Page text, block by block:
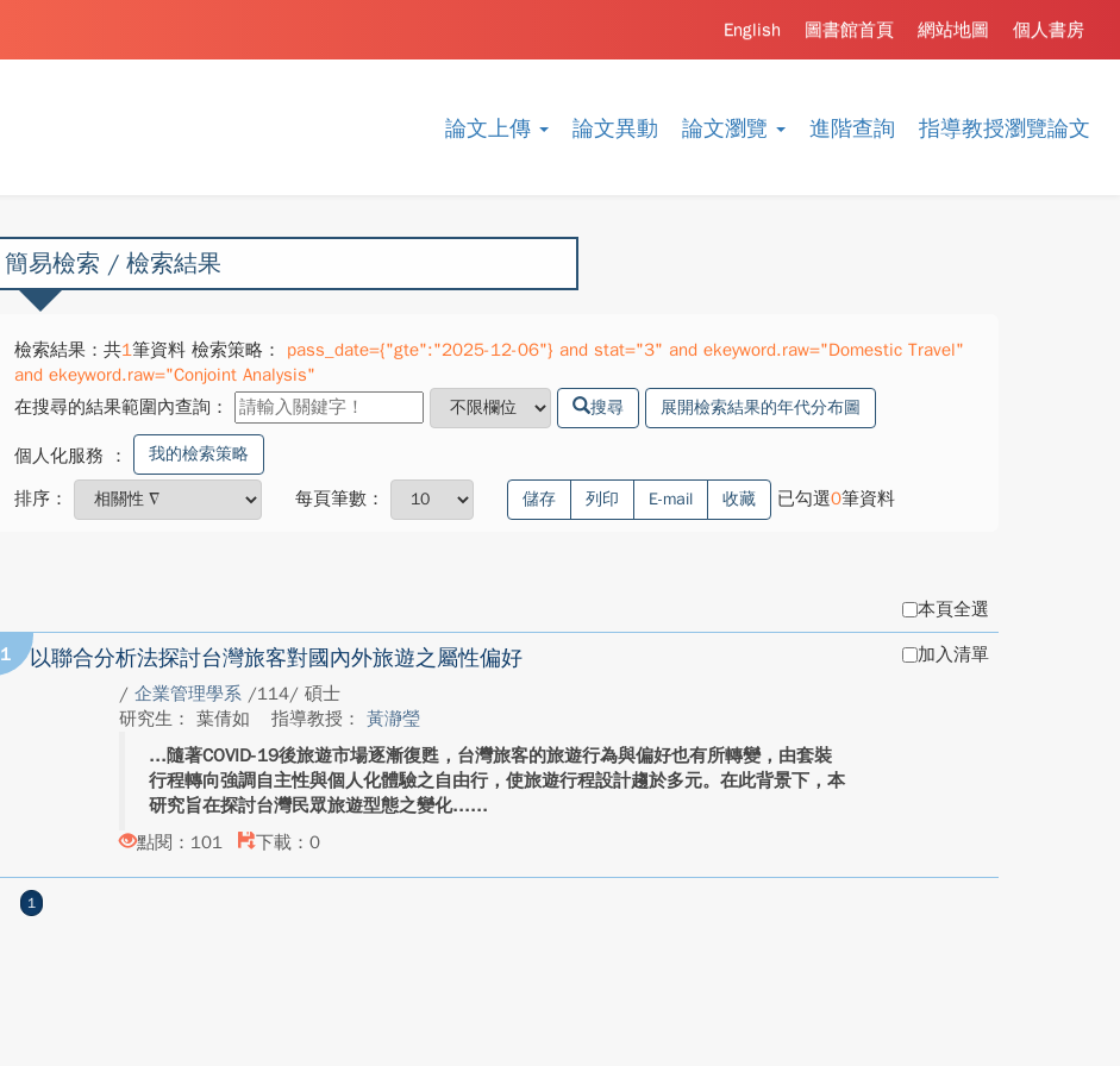
論文上傳 論文異動 論文瀏覽 進階查詢 指導教授瀏覽論文
個人書房
網站地圖
圖書館首頁
English
簡易檢索 / 檢索結果
檢索結果：共1筆資料 檢索策略：
pass_date={"gte":"2025-12-06"} and stat="3" and ekeyword.raw="Domestic Travel"
and ekeyword.raw="Conjoint Analysis"
在搜尋的結果範圍內查詢：
搜尋 展開檢索結果的年代分布圖
個人化服務 ： 我的檢索策略
排序： 每頁筆數： 儲存 列印 E-mail 收藏 已勾選0筆資料
本頁全選
1 以聯合分析法探討台灣旅客對國內外旅遊之屬性偏好
/ 企業管理學系 /114/ 碩士
研究生： 葉倩如
指導教授： 黃瀞瑩
隨著COVID-19後旅遊市場逐漸復甦，台灣旅客的旅遊行為與偏好也有所轉變，由套裝
行程轉向強調自主性與個人化體驗之自由行，使旅遊行程設計趨於多元。在此背景下，本
研究旨在探討台灣民眾旅遊型態之變化...
點閱：101
下載：0
加入清單
1